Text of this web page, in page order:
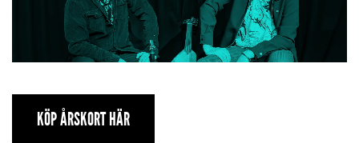
KÖP ÅRSKORT HÄR